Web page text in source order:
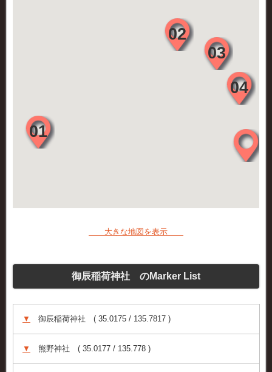
大きな地図を表示
御辰稲荷神社 のMarker List
▼ 御辰稲荷神社 ( 35.0175 / 135.7817 )
▼ 熊野神社 ( 35.0177 / 135.778 )